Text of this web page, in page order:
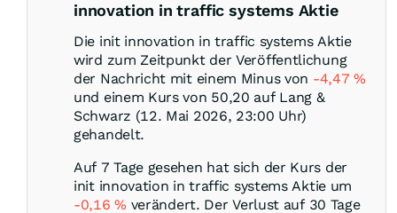
innovation in traffic systems Aktie
Die init innovation in traffic systems Aktie
wird zum Zeitpunkt der Veröffentlichung
der Nachricht mit einem Minus von -4,47%
und einem Kurs von 50,20 auf Lang &
Schwarz (12. Mai 2026, 23:00 Uhr)
gehandelt.
Auf 7 Tage gesehen hat sich der Kurs der
init innovation in traffic systems Aktie um
-0,16% verändert. Der Verlust auf 30 Tage